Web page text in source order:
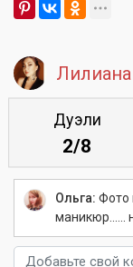
Лилиана
Дуэли
2/8
Ольга: Фото
маникюр......